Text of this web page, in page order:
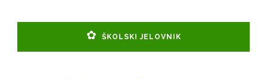
ŠKOLSKI JELOVNIK